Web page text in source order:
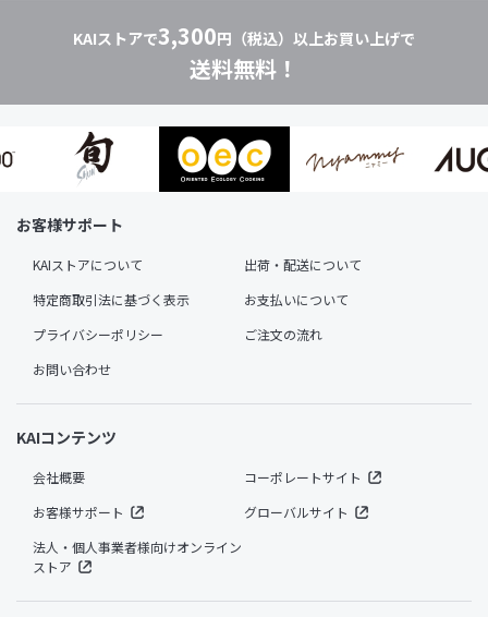
KAIストアで3,300円（税込）以上お買い上げで
送料無料！
お客様サポート
KAIストアについて
出荷・配送について
特定商取引法に基づく表示
お支払いについて
プライバシーポリシー
ご注文の流れ
お問い合わせ
KAIコンテンツ
会社概要
コーポレートサイト
お客様サポート
グローバルサイト
法人・個人事業者様向けオンライン
ストア